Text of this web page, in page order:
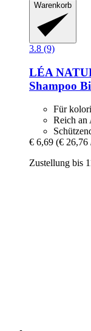
Warenkorb
3.8 (9)
LÉA
Shampoo
Für
Reich an
€ 6,69 (€ 26,76
Zustellung bis